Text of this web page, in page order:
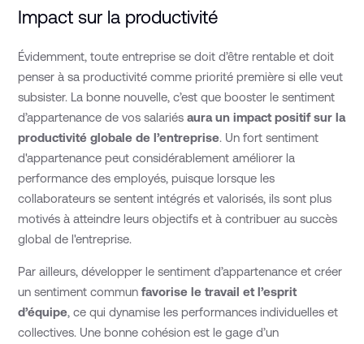
Impact sur la productivité
Évidemment, toute entreprise se doit d’être rentable et doit
penser à sa productivité comme priorité première si elle veut
subsister. La bonne nouvelle, c’est que booster le sentiment
d’appartenance de vos salariésaura un impact positif sur la
productivité globale de l’entreprise. Un fort sentiment
d'appartenance peut considérablement améliorer la
performance des employés, puisque lorsque les
collaborateurs se sentent intégrés et valorisés, ils sont plus
motivés à atteindre leurs objectifs et à contribuer au succès
global de l'entreprise.
Par ailleurs, développer le sentiment d’appartenance et créer
un sentiment communfavorise le travail et l’esprit
d’équipe, ce qui dynamise les performances individuelles et
collectives. Une bonne cohésion est le gage d’un